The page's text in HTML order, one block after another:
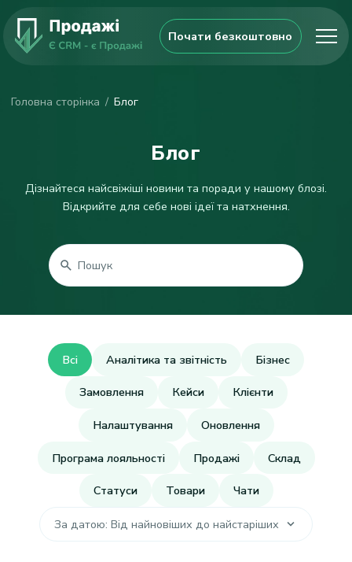
Почати безкоштовно
Головна сторінка Блог
Блог
Дізнайтеся найсвіжіші новини та поради у нашому блозі.
Відкрийте для себе нові ідеї та натхнення.
Всі Аналітика та звітність Бізнес
Замовлення Кейси Клієнти
Налаштування Оновлення
Програма лояльності Продажі Склад
Статуси Товари Чати
За датою: Від найновіших до найстаріших